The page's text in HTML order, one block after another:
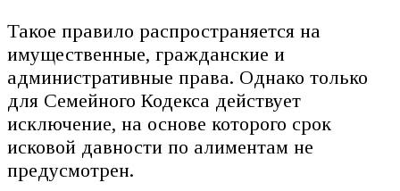
Такое правило распространяется на
имущественные, гражданские и
административные права. Однако только
для Семейного Кодекса действует
исключение, на основе которого срок
исковой давности по алиментам не
предусмотрен.